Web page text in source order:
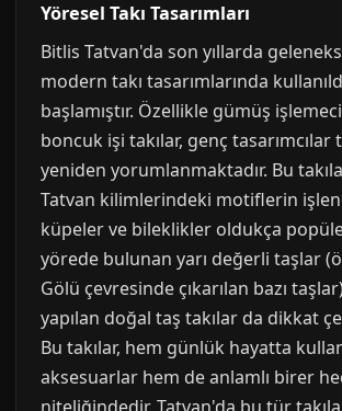
Yöresel Takı Tasarımları
Bitlis Tatvan'da son yıllarda
modern takı tasarımlarında
başlamıştır. Özellikle gümüş
boncuk işi takılar, genç tasarımcılar
yeniden yorumlanmaktadır. Bu
Tatvan kilimlerindeki motiflerin
küpeler ve bileklikler oldukça
yörede bulunan yarı değerli taşlar
Gölü çevresinde çıkarılan bazı
yapılan doğal taş takılar da dikkat
Bu takılar, hem günlük hayatta
aksesuarlar hem de anlamlı birer